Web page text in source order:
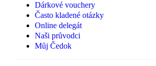
Dárkové vouchery
Často kladené otázky
Online delegát
Naši průvodci
Můj Čedok